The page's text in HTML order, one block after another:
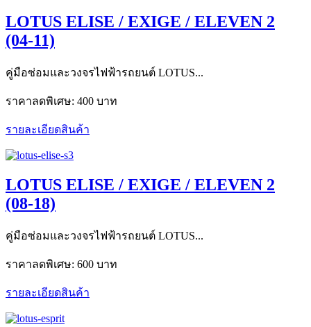
LOTUS ELISE / EXIGE / ELEVEN 2
(04-11)
คู่มือซ่อมและวงจรไฟฟ้ารถยนต์ LOTUS...
ราคาลดพิเศษ: 400 บาท
รายละเอียดสินค้า
LOTUS ELISE / EXIGE / ELEVEN 2
(08-18)
คู่มือซ่อมและวงจรไฟฟ้ารถยนต์ LOTUS...
ราคาลดพิเศษ: 600 บาท
รายละเอียดสินค้า